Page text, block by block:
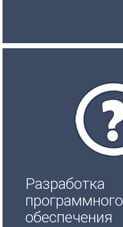
Разработка
программного
обеспечения